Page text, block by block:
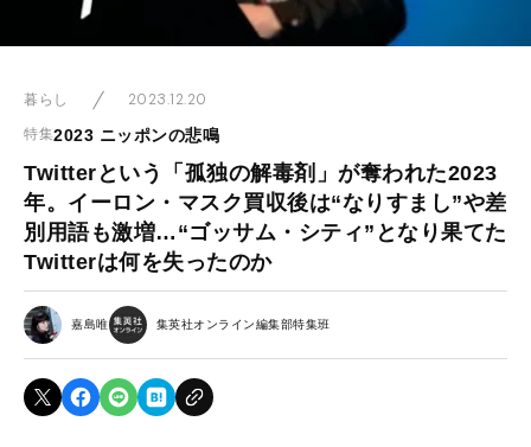
暮らし 2023.12.20
特集2023 ニッポンの悲鳴
Twitterという「孤独の解毒剤」が奪われた2023
年。イーロン・マスク買収後は“なりすまし”や差
別用語も激増…“ゴッサム・シティ”となり果てた
Twitterは何を失ったのか
嘉島唯 集英社オンライン編集部特集班